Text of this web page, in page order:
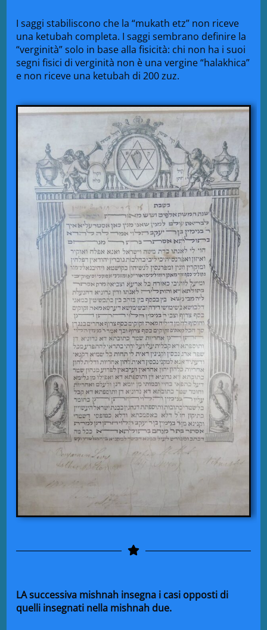
I saggi stabiliscono che la “mukath etz” non riceve
una ketubah completa. I saggi sembrano definire la
“verginità” solo in base alla fisicità: chi non ha i suoi
segni fisici di verginità non è una vergine “halakhica”
e non riceve una ketubah di 200 zuz.
LA successiva mishnah insegna i casi opposti di
quelli insegnati nella mishnah due.